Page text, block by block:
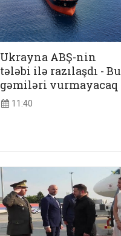
Ukrayna ABŞ-nin
tələbi ilə razılaşdı - Bu
gəmiləri vurmayacaq
11:40